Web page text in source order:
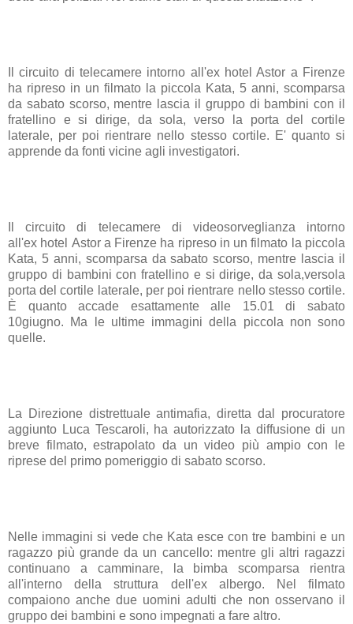
Il circuito di telecamere intorno all'ex hotel Astor a Firenze
ha ripreso in un filmato la piccola Kata, 5 anni, scomparsa
da sabato scorso, mentre lascia il gruppo di bambini con il
fratellino e si dirige, da sola, verso la porta del cortile
laterale, per poi rientrare nello stesso cortile. E' quanto si
apprende da fonti vicine agli investigatori.
Il circuito di telecamere di videosorveglianza intorno
all'ex hotel Astor a Firenze ha ripreso in un filmato la piccola
Kata, 5 anni, scomparsa da sabato scorso, mentre lascia il
gruppo di bambini con fratellino e si dirige, da sola,versola
porta del cortile laterale, per poi rientrare nello stesso cortile.
È quanto accade esattamente alle 15.01 di sabato
10giugno. Ma le ultime immagini della piccola non sono
quelle.
La Direzione distrettuale antimafia, diretta dal procuratore
aggiunto Luca Tescaroli, ha autorizzato la diffusione di un
breve filmato, estrapolato da un video più ampio con le
riprese del primo pomeriggio di sabato scorso.
Nelle immagini si vede che Kata esce con tre bambini e un
ragazzo più grande da un cancello: mentre gli altri ragazzi
continuano a camminare, la bimba scomparsa rientra
all'interno della struttura dell'ex albergo. Nel filmato
compaiono anche due uomini adulti che non osservano il
gruppo dei bambini e sono impegnati a fare altro.